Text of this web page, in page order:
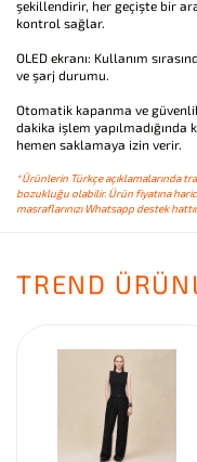
şekillendirir, her geçişte bir
kontrol sağlar.
OLED ekranı: Kullanım
ve şarj durumu.
Otomatik kapanma ve
dakika işlem yapılmadığında
hemen saklamaya izin verir.
*Ürünlerin Türkçe açıklamalarında
bozukluğu olabilir. Ürün fiyatına
masraflarınızı Whatsapp destek
TREND